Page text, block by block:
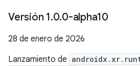
Versión 1.0.0-alpha10
28 de enero de 2026
Lanzamiento de